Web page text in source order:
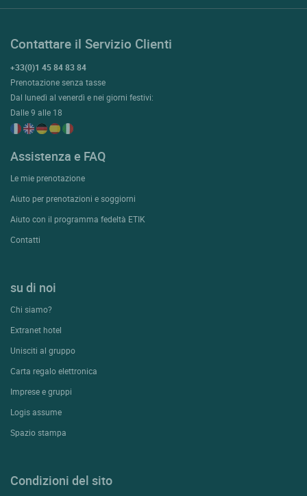
Contattare il Servizio Clienti
+33(0)1 45 84 83 84
Prenotazione senza tasse
Dal lunedì al venerdì e nei giorni festivi:
Dalle 9 alle 18
Assistenza e FAQ
Le mie prenotazione
Aiuto per prenotazioni e soggiorni
Aiuto con il programma fedeltà ETIK
Contatti
su di noi
Chi siamo?
Extranet hotel
Unisciti al gruppo
Carta regalo elettronica
Imprese e gruppi
Logis assume
Spazio stampa
Condizioni del sito